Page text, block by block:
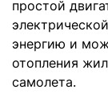
простой
энергию и
отопления
самолета.